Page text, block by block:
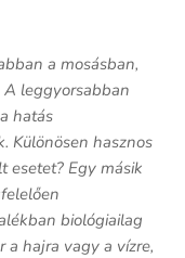
a mosásban,
leggyorsabban
hatás
Különösen hasznos
esetet? Egy másik
biológiailag
a hajra vagy a vízre,